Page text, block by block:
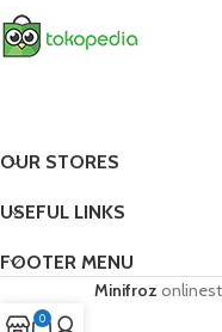
OUR STORES
USEFUL LINKS
FOOTER MENU
Minifroz
0